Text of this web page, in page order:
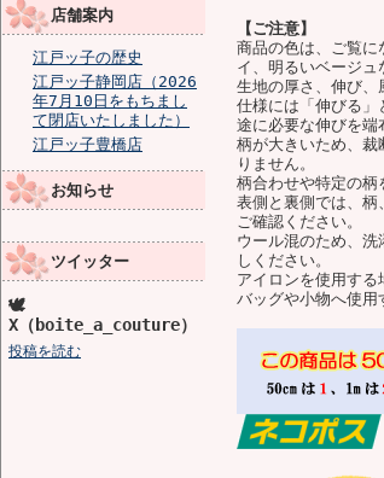
店舗案内
江戸ッ子の歴史
江戸ッ子静岡店（2026
年7月10日をもちまし
て閉店いたしました）
江戸ッ子豊橋店
お知らせ
ツイッター
🕊️
X（boite_a_couture）
投稿を読む
【ご注意】
商品の色は、ご覧に
イ、明るいベージュ
生地の厚さ、伸び、
仕様には「伸びる」
途に必要な伸びを端
柄が大きいため、裁
りません。
柄合わせや特定の柄
表側と裏側では、柄
ご確認ください。
ウール混のため、
しください。
アイロンを使用する
バッグや小物へ使用